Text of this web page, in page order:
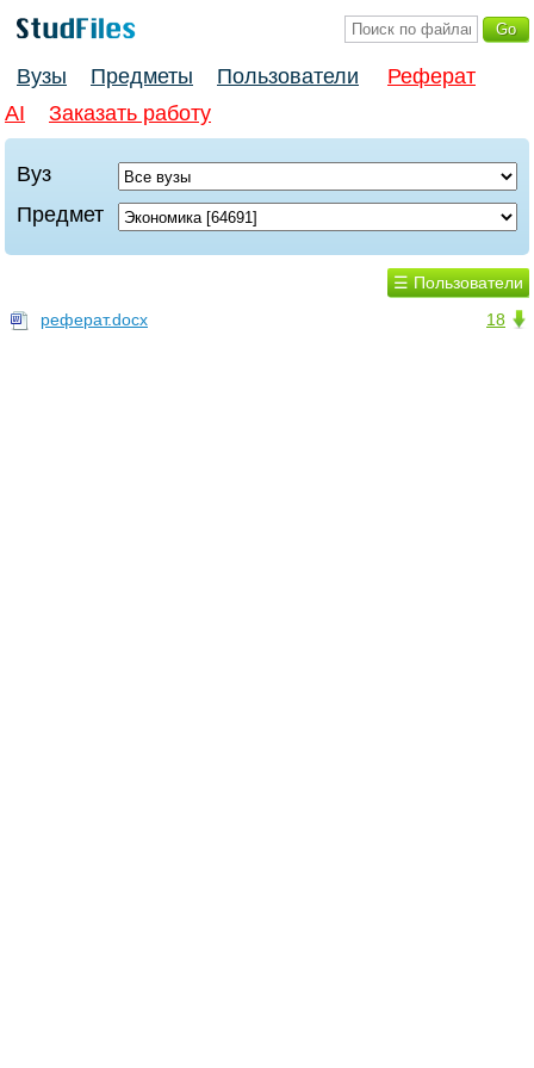
Вузы Предметы Пользователи
Реферат
AI
Заказать работу
Вуз
Предмет
☰ Пользователи
18
реферат.docx